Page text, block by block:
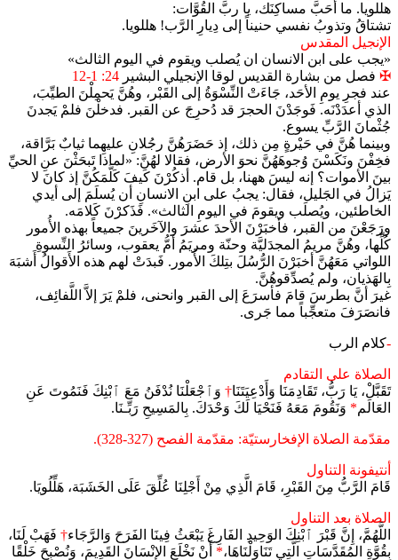
هللويا. ما أحَبَّ مساكِنَك، يا ربَّ القُوَّات:
تشتاقُ وتذوبُ نفسي حنيناً إلى دِيارِ الرَّب! هللويا.
الإنجيل المقدس
«يجب على ابن الانسان ان يُصلب ويقوم في اليوم الثالث»
✠ فصل من بشارة القديس لوقا الإنجيلي البشير 24: 1-12
عند فجرِ يومِ الأحَد، جَاءَتْ النِّسْوَةُ إلى القَبْر، وهُنَّ يَحمِلْنَ الطيِّبَ،
الذي أعدَدْنَه. فَوجَدْنَ الحجرَ قد دُحرِجَ عن القبر. فدخلْنَ فلمْ يَجدنَ
جُثْمانَ الرَّبِّ يسوع.
وبينما هُنَّ في حَيْرةٍ مِن ذلك، إذ حَضَرَهُنَّ رجُلانِ عليهِما ثيابٌ بَرَّاقة،
فخِفْنَ ونَكَسْنَ وُجوهَهُنَّ نحوَ الأرض، فقالا لهُنَّ: «لماذا تَبحَثْنَ عنِ الحيِّ
بينَ الأموات؟ إنه ليسَ ههنا، بل قام. أذكُرْنَ كَيفَ كَلَّمَكُنَّ إذ كانَ لا
يَزالُ في الجَليل، فقال: يجبُ على ابنِ الانسانِ أن يُسلَمَ إلى أيدي
الخاطئين، ويُصلَب ويقومَ في اليومِ الثالث». فَذَكرْنَ كَلامَه.
ورَجَعْنَ من القبر، فأخبَرْنَ الأحدَ عشرَ والآخَرينَ جميعاً بهذه الأُمور
كُلِّها، وهُنَّ مريمُ المجدَليَّة وحنّة ومريَمُ أمُّ يعقوب، وسائرُ النِّسوةِ
اللواتي مَعَهُنَّ أخبَرْنَ الرُّسُلَ بتِلكَ الأُمور. فَبدَتْ لهم هذه الأَقوالُ أَشبَهَ
بِالهَذيان، ولم يُصدِّقوهُنَّ.
غيرَ أنَّ بطرسَ قامَ فأسرَعَ إلى القبر وانحنى، فلمْ يَرَ إلاَّ اللَّفائِف،
فانصَرَفَ متعجِّباً مما جَرى.
-كلام الرب
الصلاة على التقادم
تَقَبَّلْ، يَا رَبُّ، تَقَادِمَنَا وَأَدْعِيَتَنَا† وَﭐجْعَلْنَا نُدْفَنُ مَعَ ﭐبْنِكَ فَنَمُوتَ عَنِ
العَالَم* وَنَقُومَ مَعَهُ فَنَحْيَا لَكَ وَحْدَكَ. بِالمَسِيحِ رَبِّـنَا.
مقدّمة الصلاة الإفخارستيّة: مقدّمة الفصح (327-328).
أنتيفونة التناول
قَامَ الرَّبُّ مِنَ القَبْرِ، قَامَ الَّذِي مِنْ أَجْلِنَا عُلِّقَ عَلَى الخَشَبَة، هَلِّلُويَا.
الصلاة بعد التناول
اللَّهُمَّ، إِنَّ قَبْرَ ﭐبْنِكَ الوَحِيدِ الفَارِغَ يَبْعَثُ فِينَا الفَرَحَ وَالرَّجَاء† فَهَبْ لَنَا،
بِقُوَّةِ المُقَدَّسَاتِ الَّتِي تَنَاوَلْنَاهَا،* أَنْ نَخْلَعَ الإنْسَانَ القَدِيمَ، وَنُصْبِحَ خَلْقًا